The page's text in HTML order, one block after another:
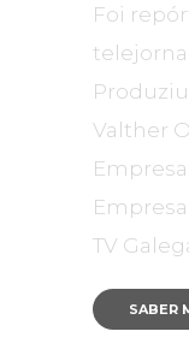
Foi
Valther
TV
SABER